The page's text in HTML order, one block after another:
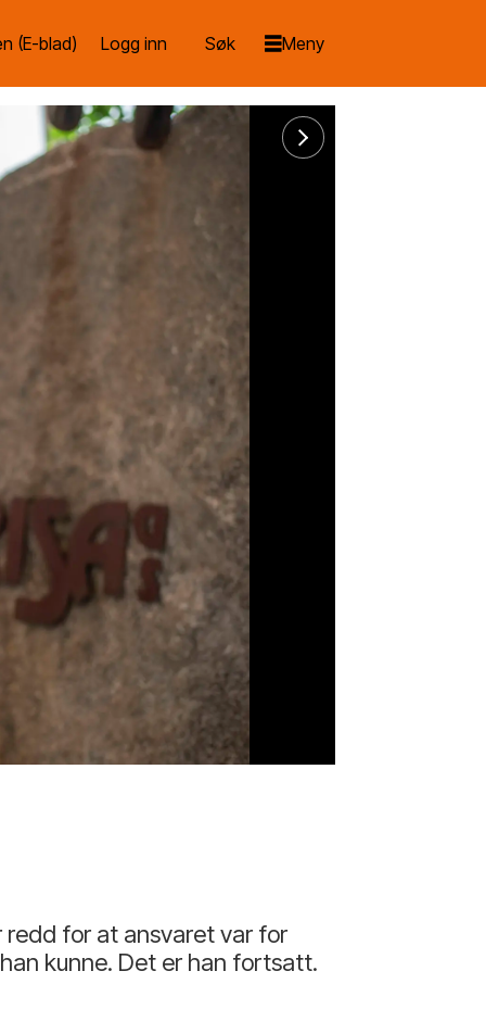
(E-blad) Logg inn
redd for at ansvaret var for
kunne. Det er han fortsatt.